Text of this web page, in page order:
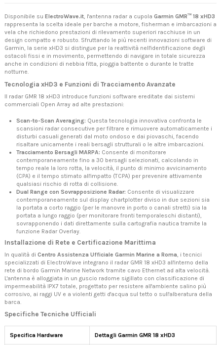
Disponibile su ElectroWave.it, l'antenna radar a cupola Garmin GMR™ 18 xHD3
rappresenta la scelta ideale per barche a motore, fisherman e imbarcazioni a
vela che richiedono prestazioni di rilevamento superiori racchiuse in un
design compatto e robusto. Sfruttando le più recenti innovazioni software di
Garmin, la serie xHD3 si distingue per la reattività nell'identificazione degli
ostacoli fissi e in movimento, permettendo di navigare in totale sicurezza
anche in condizioni di nebbia fitta, pioggia battente o durante le tratte
notturne.
Tecnologia xHD3 e Funzioni di Tracciamento Avanzate
Il radar GMR 18 xHD3 introduce funzioni software ereditate dai sistemi
commerciali Open Array ad alte prestazioni:
Scan-to-Scan Averaging: Questa tecnologia innovativa confronta le
scansioni radar consecutive per filtrare e rimuovere automaticamente i
disturbi casuali generati dal moto ondoso e dai piovaschi, facendo
risaltare unicamente i reali bersagli strutturali o le altre imbarcazioni.
Tracciamento Bersagli MARPA: Consente di monitorare
contemporaneamente fino a 30 bersagli selezionati, calcolando in
tempo reale la loro rotta, la velocità, il punto di minimo avvicinamento
(CPA) e il tempo stimato all'impatto (TCPA) per prevenire attivamente
qualsiasi rischio di rotta di collisione.
Dual Range con Sovrapposizione Radar: Consente di visualizzare
contemporaneamente sul display chartplotter diviso in due sezioni sia
la portata a corto raggio (per le manovre in porto o canali stretti) sia la
portata a lungo raggio (per monitorare fronti temporaleschi distanti),
sovrapponendo i dati direttamente sulla cartografia nautica tramite la
funzione Radar Overlay.
Installazione di Rete e Certificazione Marittima
In qualità di Centro Assistenza Ufficiale Garmin Marine a Roma, i tecnici
specializzati di ElectroWave integrano il radar GMR 18 xHD3 all'interno della
rete di bordo Garmin Marine Network tramite cavo Ethernet ad alta velocità.
L'antenna è alloggiata in un guscio radome sigillato con classificazione di
impermeabilità IPX7 totale, progettato per resistere all'ambiente salino più
corrosivo, ai raggi UV e a violenti getti d'acqua sul tetto o sull'alberatura della
barca.
Specifiche Tecniche Ufficiali
Specifica Hardware Dettagli Garmin GMR 18 xHD3